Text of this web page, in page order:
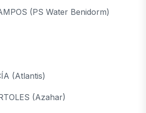
(PS Water Benidorm)
(Atlantis)
(Azahar)